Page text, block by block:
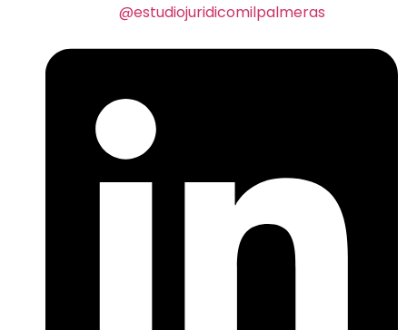
@estudiojuridicomilpalmeras